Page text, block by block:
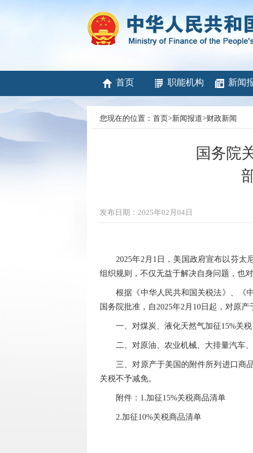
首页 职能机构 新闻
您现在的位置： 首页>新闻报道>财政新闻
国务院
发布日期：2025年02月04日
2025年2月1日，美国政府宣布以芬太尼
组织规则，不仅无益于解决自身问题，也
根据《中华人民共和国关税法》、《中
国务院批准，自2025年2月10日起，对原
一、对煤炭、液化天然气加征15%关税
二、对原油、农业机械、大排量汽车、
三、对原产于美国的附件所列进口商品
关税不予减免。
附件：1.加征15%关税商品清单
2.加征10%关税商品清单